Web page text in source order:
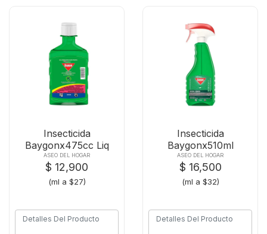
Insecticida
Baygonx475cc Liq
Vol-rast
ASEO DEL HOGAR
$ 12,900
(ml a $27)
Insecticida
Baygonx510ml
Rastreros-voladores
ASEO DEL HOGAR
$ 16,500
(ml a $32)